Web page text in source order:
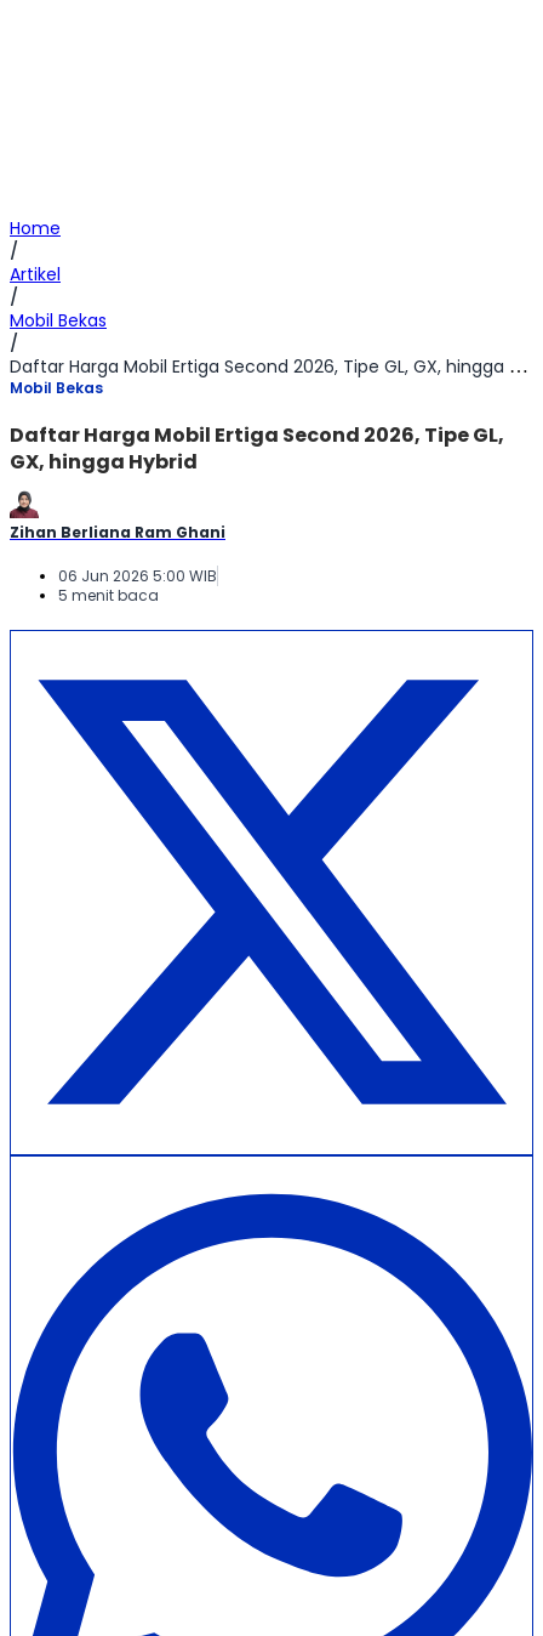
Home
/
Artikel
/
Mobil Bekas
/
Daftar Harga Mobil Ertiga Second 2026, Tipe GL, GX, hingga Hybrid
Mobil Bekas
Daftar Harga Mobil Ertiga Second 2026, Tipe GL,
GX, hingga Hybrid
Zihan Berliana Ram Ghani
06 Jun 2026 5:00 WIB
5 menit baca